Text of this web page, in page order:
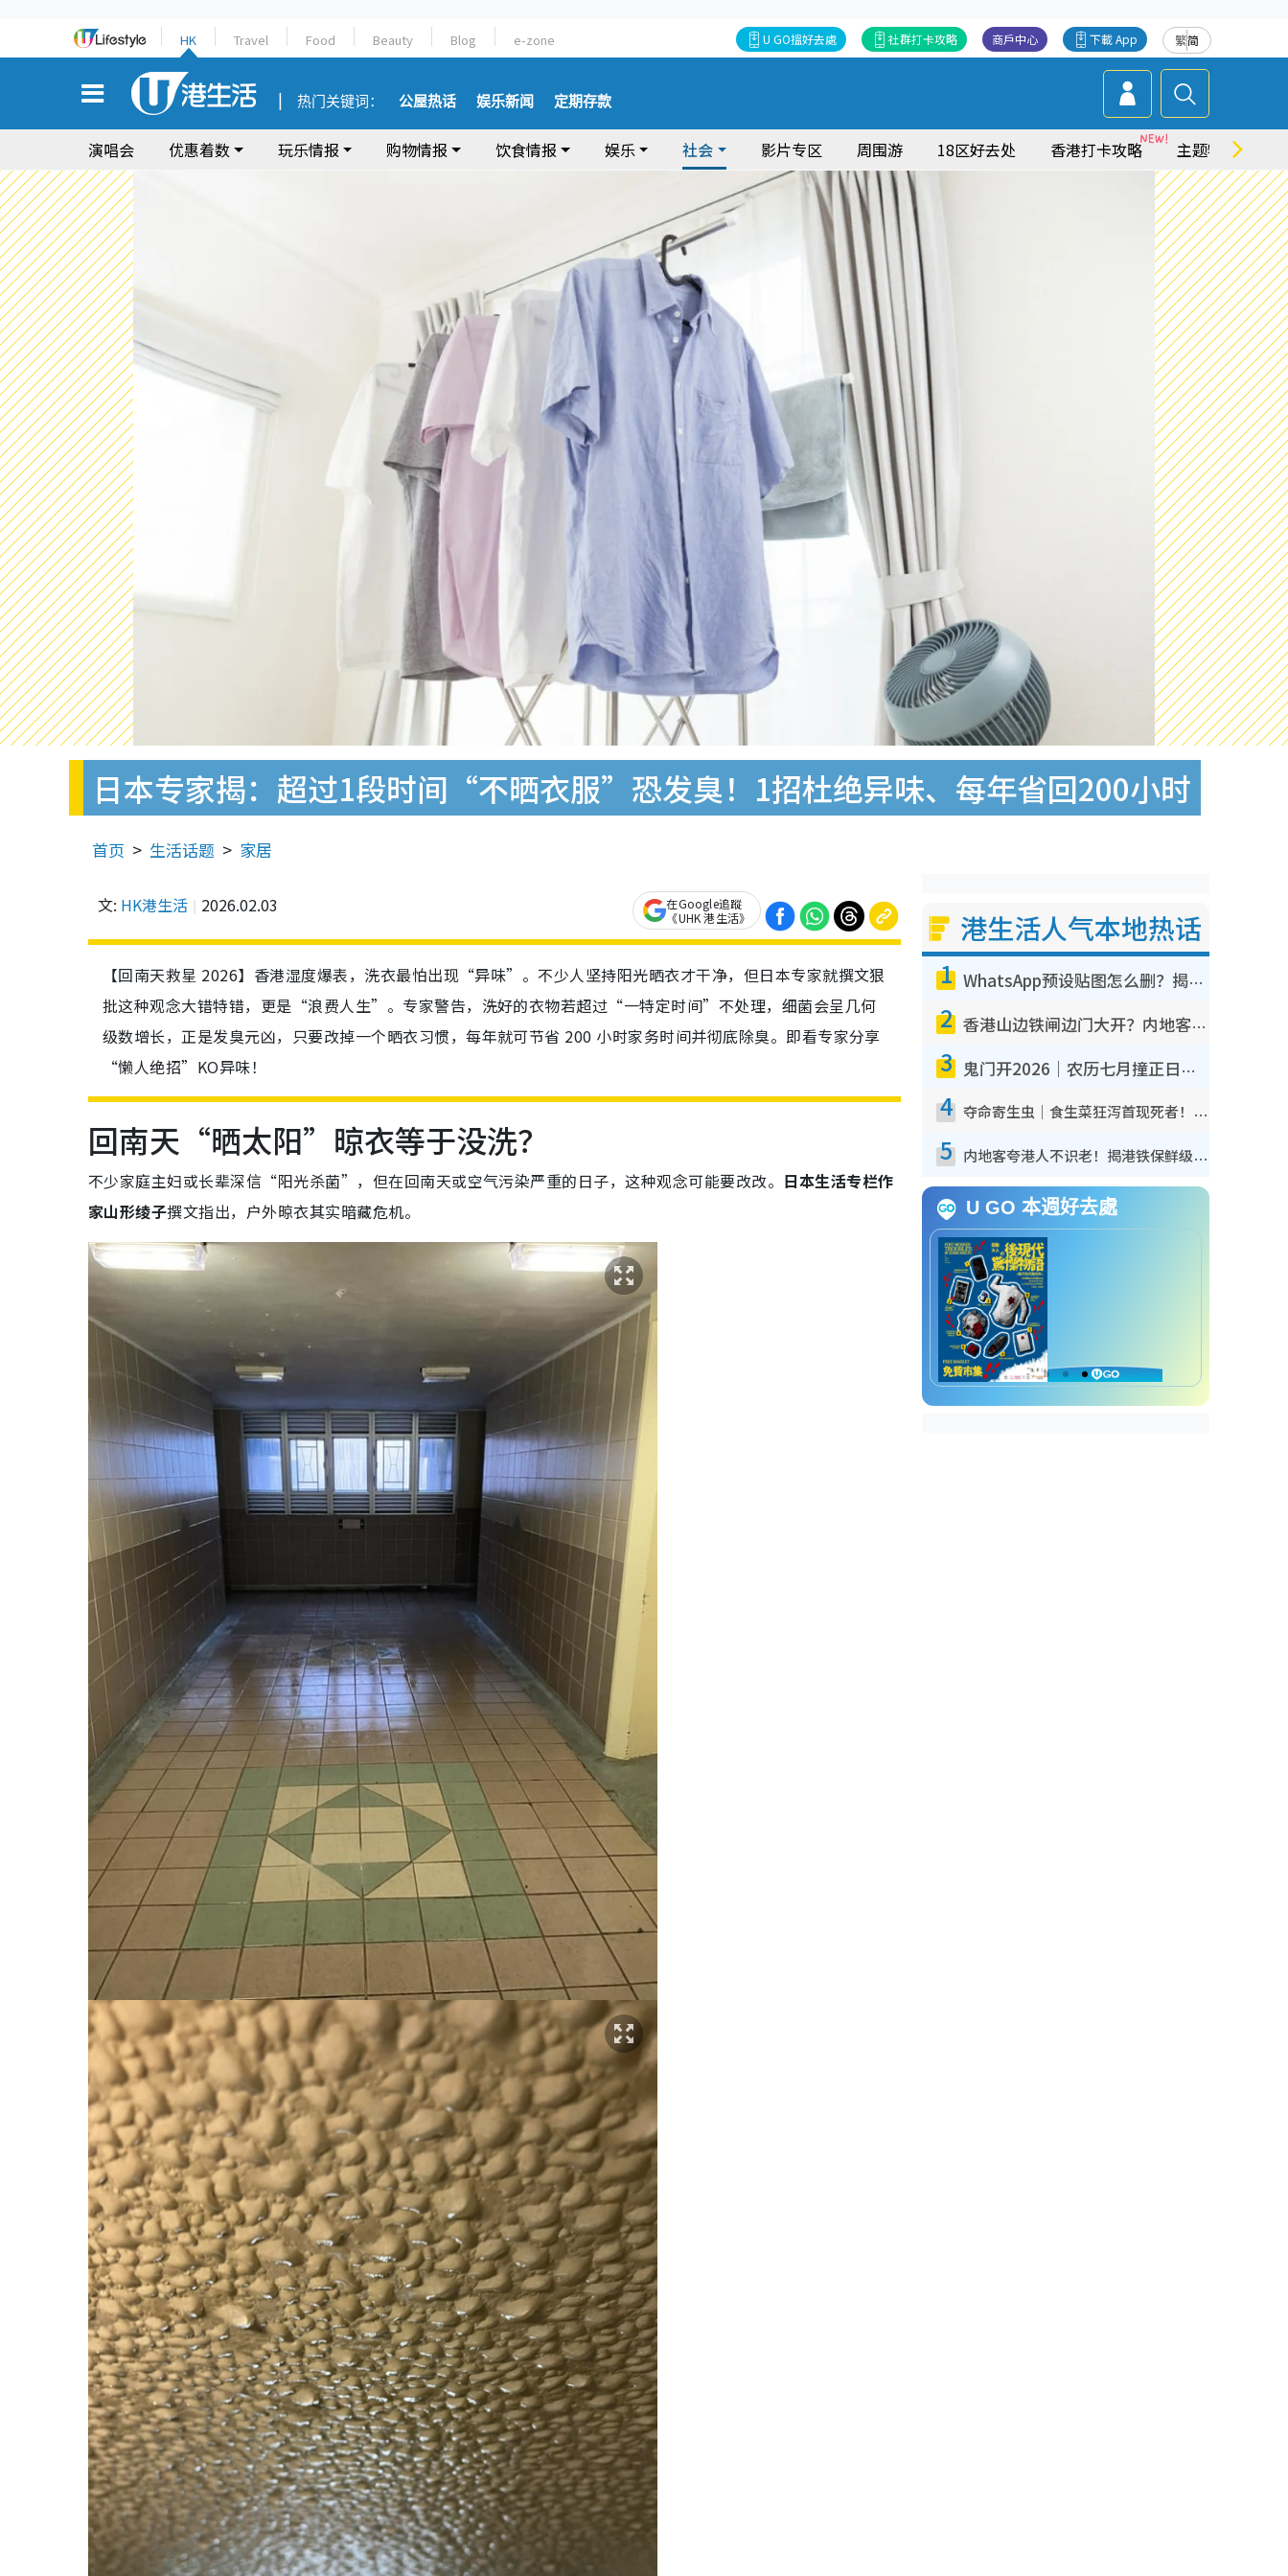
HK Travel Food Beauty Blog e-zone 繁简
下載 App
商戶中心
社群打卡攻略
U GO搵好去處
热门关键词： 公屋热话 娱乐新闻 定期存款
演唱会 优惠着数 玩乐情报 购物情报 饮食情报 娱乐 社会 影片专区 周围游 18区好去处 香港打卡攻略 主题特集
日本专家揭：超过1段时间“不晒衣服”恐发臭！1招杜绝异味、每年省回200小时
首页 生活话题 家居
文: HK港生活 2026.02.03
在Google追蹤
《UHK 港生活》
【回南天救星 2026】香港湿度爆表，洗衣最怕出现“异味”。不少人坚持阳光晒衣才干净，但日本专家就撰文狠
批这种观念大错特错，更是“浪费人生”。专家警告，洗好的衣物若超过“一特定时间”不处理，细菌会呈几何
级数增长，正是发臭元凶，只要改掉一个晒衣习惯，每年就可节省 200 小时家务时间并彻底除臭。即看专家分享
“懒人绝招”KO异味！
回南天“晒太阳”晾衣等于没洗？
不少家庭主妇或长辈深信“阳光杀菌”，但在回南天或空气污染严重的日子，这种观念可能要改改。 日本生活专栏作
家山形绫子撰文指出，户外晾衣其实暗藏危机。
港生活人气本地热话
1 WhatsApp预设贴图怎么删？揭秘1招“反向操作”还原简洁界面 附3步实测教程
2 香港山边铁闸边门大开？内地客困惑意义何在！网友神回复：这种叫法理性防御
3 鬼门开2026｜农历七月撞正日全食特别邪？专家警告切忌做一事！揭4大禁忌+2招保平安
4 夺命寄生虫｜食生菜狂泻首现死者！疫潮恶化录1.8万宗病例 揭洗菜3大谬误
5 内地客夸港人不识老！揭港铁保鲜级冷气 港人求放过：别投诉
U GO 本週好去處